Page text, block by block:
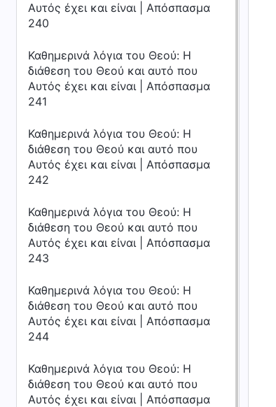
Αυτός έχει και είναι | Απόσπασμα
240
Καθημερινά λόγια του Θεού: Η
διάθεση του Θεού και αυτό που
Αυτός έχει και είναι | Απόσπασμα
241
Καθημερινά λόγια του Θεού: Η
διάθεση του Θεού και αυτό που
Αυτός έχει και είναι | Απόσπασμα
242
Καθημερινά λόγια του Θεού: Η
διάθεση του Θεού και αυτό που
Αυτός έχει και είναι | Απόσπασμα
243
Καθημερινά λόγια του Θεού: Η
διάθεση του Θεού και αυτό που
Αυτός έχει και είναι | Απόσπασμα
244
Καθημερινά λόγια του Θεού: Η
διάθεση του Θεού και αυτό που
Αυτός έχει και είναι | Απόσπασμα